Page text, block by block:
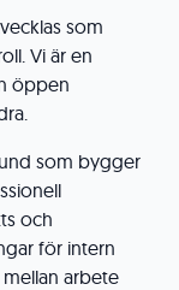
som
Vi är en
öppen
som bygger
och
för intern
arbete